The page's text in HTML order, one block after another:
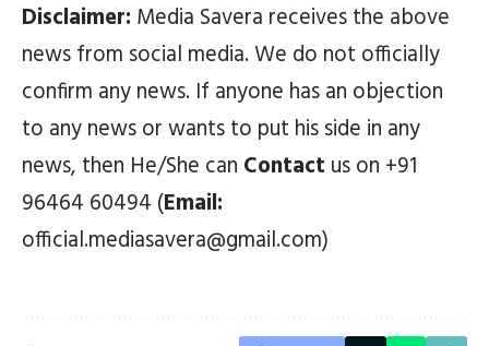
Disclaimer: Media Savera receives the above
news from social media. We do not officially
confirm any news. If anyone has an objection
to any news or wants to put his side in any
news, then He/She can Contact us on +91
96464 60494 (Email:
official.mediasavera@gmail.com)